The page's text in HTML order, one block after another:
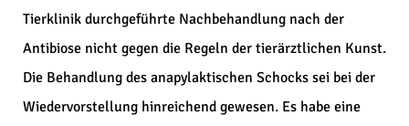
Tierklinik durchgeführte Nachbehandlung nach der
Antibiose nicht gegen die Regeln der tierärztlichen Kunst.
Die Behandlung des anapylaktischen Schocks sei bei der
Wiedervorstellung hinreichend gewesen. Es habe eine